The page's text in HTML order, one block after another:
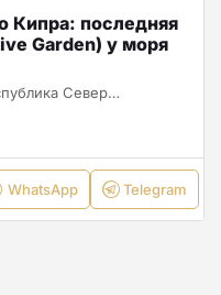
Кипра: последняя
Garden) у моря
Лапитос, Кирения, Турецкая Республика Северного Кипра, 99350, Кипр
WhatsApp Telegram